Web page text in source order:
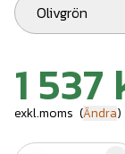
Olivgrön
1 537
exkl.moms (Ändra)